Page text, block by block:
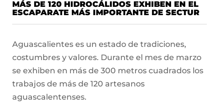
MÁS DE 120 HIDROCÁLIDOS EXHIBEN EN EL
ESCAPARATE MÁS IMPORTANTE DE SECTUR
Aguascalientes es un estado de tradiciones,
costumbres y valores. Durante el mes de marzo
se exhiben en más de 300 metros cuadrados los
trabajos de más de 120 artesanos
aguascalentenses.